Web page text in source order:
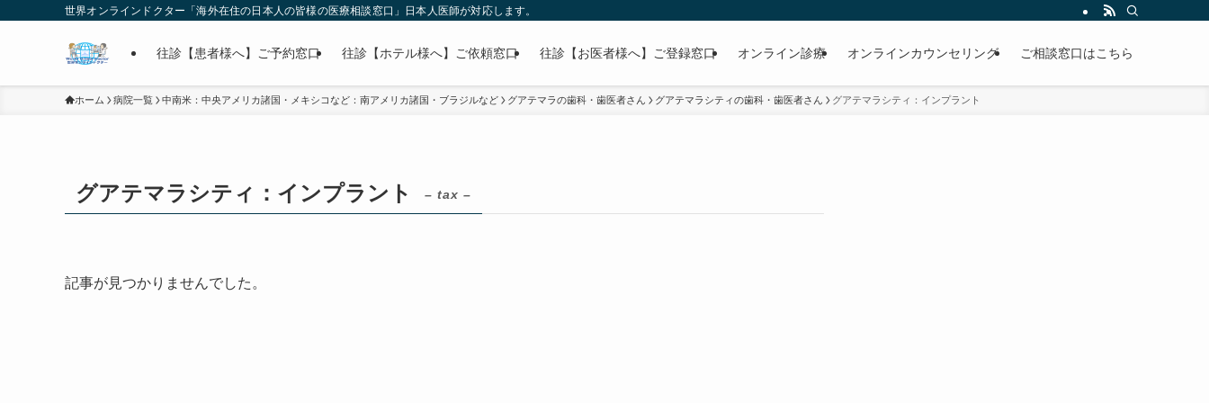
世界オンラインドクター「海外在住の日本人の皆様の医療相談窓口」日本人医師が対応します。
往診【患者様へ】ご予約窓口 往診【ホテル様へ】ご依頼窓口 往診【お医者様へ】ご登録窓口 オンライン診療 オンラインカウンセリング ご相談窓口はこちら
ホーム 病院一覧 中南米：中央アメリカ諸国・メキシコなど：南アメリカ諸国・ブラジルなど グアテマラの歯科・歯医者さん グアテマラシティの歯科・歯医者さん グアテマラシティ：インプラント
グアテマラシティ：インプラント – tax –
記事が見つかりませんでした。